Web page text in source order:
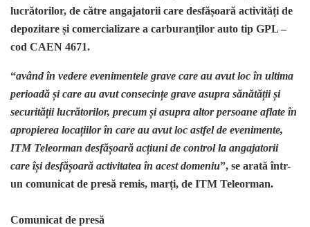
lucrătorilor, de către angajatorii care desfășoară activități de
depozitare și comercializare a carburanților auto tip GPL –
cod CAEN 4671.
“având în vedere evenimentele grave care au avut loc în ultima
perioadă și care au avut consecințe grave asupra sănătății și
securității lucrătorilor, precum și asupra altor persoane aflate în
apropierea locațiilor în care au avut loc astfel de evenimente,
ITM Teleorman desfășoară acțiuni de control la angajatorii
care își desfășoară activitatea în acest domeniu”, se arată într-
un comunicat de presă remis, marți, de ITM Teleorman.
Comunicat de presă